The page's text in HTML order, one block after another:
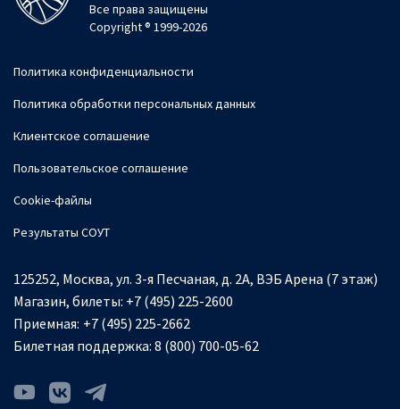
Все права защищены
Copyright ® 1999-2026
Политика конфиденциальности
Политика обработки персональных данных
Клиентское соглашение
Пользовательское соглашение
Cookie-файлы
Результаты СОУТ
125252, Москва, ул. 3-я Песчаная, д. 2А, ВЭБ Арена (7 этаж)
Магазин, билеты: +7 (495) 225-2600
Приемная: +7 (495) 225-2662
Билетная поддержка: 8 (800) 700-05-62